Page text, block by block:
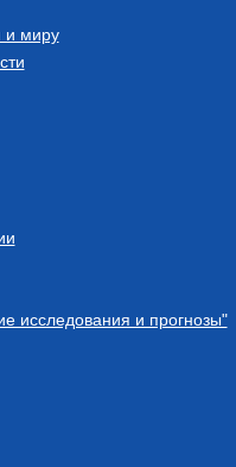
и миру
исследования и прогнозы"